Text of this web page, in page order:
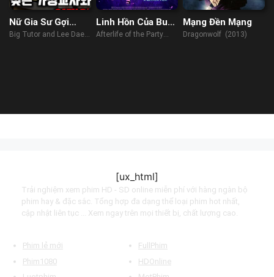
Nữ Gia Sư Gợi
Cảm
Big Tutor and Lee Dae-il
Linh Hồn Của Buổi
Tiệc
Afterlife of the Party
Mạng Đền Mạng
Dragonwolf (2013)